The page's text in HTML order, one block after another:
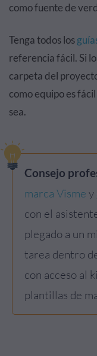
como fuente de
Tenga todos los
referencia fácil. Si
carpeta del
como equipo es
sea.
Consejo
marca Visme y
con el
plegado a un
tarea dentro
con acceso al
plantillas de